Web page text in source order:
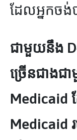
ដែលអ្នកចង់
ជាមួយនឹង
ច្រើនជាង
Medicaid
Medicaid